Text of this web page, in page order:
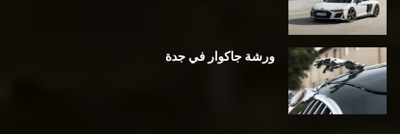
ورشة جاكوار في جدة